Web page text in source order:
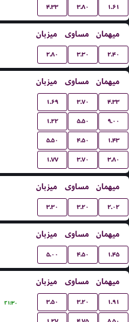
۴.۳۳ ۳.۸۰ ۱.۶۱
میزبان مساوی میهمان
۲.۸۰ ۳.۳۰ ۲.۴۰
میزبان مساوی میهمان
۱.۶۹ ۳.۷۰ ۴.۳۳
۱.۲۲ ۵.۵۰ ۹.۰۰
۵.۵۰ ۴.۵۰ ۱.۴۳
۱.۷۷ ۳.۷۰ ۳.۸۰
میزبان مساوی میهمان
۳.۳۰ ۳.۲۰ ۲.۰۲
میزبان مساوی میهمان
۵.۰۰ ۴.۵۰ ۱.۴۵
میزبان مساوی میهمان
۲۱:۳۰ ۳.۵۰ ۳.۲۰ ۱.۹۱